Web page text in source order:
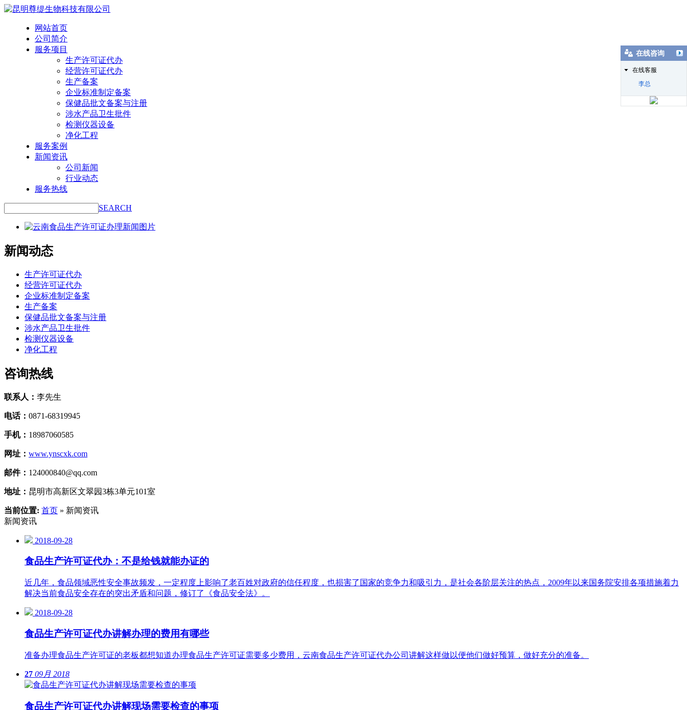
网站首页
公司简介
服务项目
生产许可证代办
经营许可证代办
生产备案
企业标准制定备案
保健品批文备案与注册
涉水产品卫生批件
检测仪器设备
净化工程
服务案例
新闻资讯
公司新闻
行业动态
服务热线
SEARCH
新闻动态
生产许可证代办
经营许可证代办
企业标准制定备案
生产备案
保健品批文备案与注册
涉水产品卫生批件
检测仪器设备
净化工程
咨询热线
联系人： 李先生
电话： 0871-68319945
手机： 18987060585
网址： www.ynscxk.com
邮件： 124000840@qq.com
地址： 昆明市高新区文翠园3栋3单元101室
当前位置: 首页 » 新闻资讯
新闻资讯
2018-09-28
食品生产许可证代办：不是给钱就能办证的
近几年，食品领域恶性安全事故频发，一定程度上影响了老百姓对政府的信任程度，也损害了国家的竞争力和吸引力，是社会各阶层关注的热点，2009年以来国务院安排各项措施着力
解决当前食品安全存在的突出矛盾和问题，修订了《食品安全法》。
2018-09-28
食品生产许可证代办讲解办理的费用有哪些
准备办理食品生产许可证的老板都想知道办理食品生产许可证需要多少费用，云南食品生产许可证代办公司讲解这样做以便他们做好预算，做好充分的准备。
27 09月 2018
食品生产许可证代办讲解现场需要检查的事项
在线咨询
在线客服
李总